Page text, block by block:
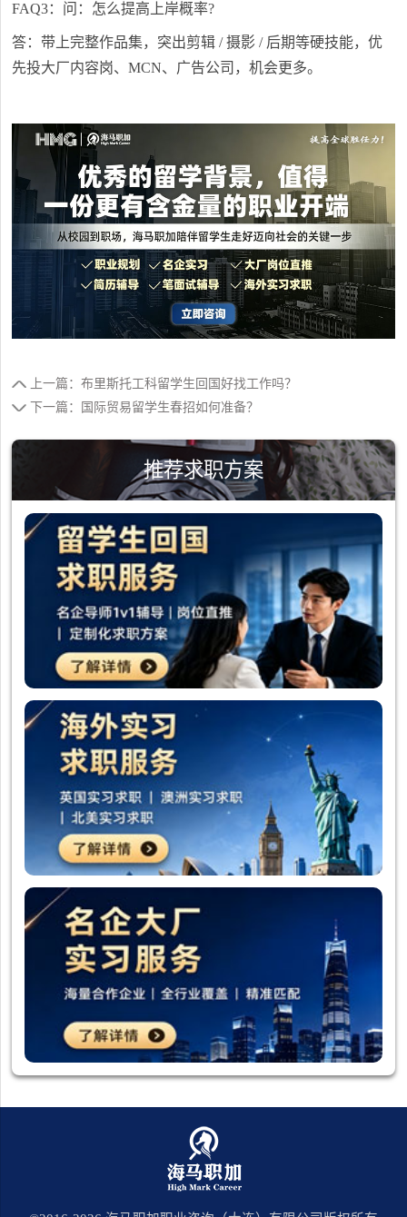
FAQ3：问：怎么提高上岸概率?
答：带上完整作品集，突出剪辑 / 摄影 / 后期等硬技能，优
先投大厂内容岗、MCN、广告公司，机会更多。
上一篇：布里斯托工科留学生回国好找工作吗？
下一篇：国际贸易留学生春招如何准备？
推荐求职方案